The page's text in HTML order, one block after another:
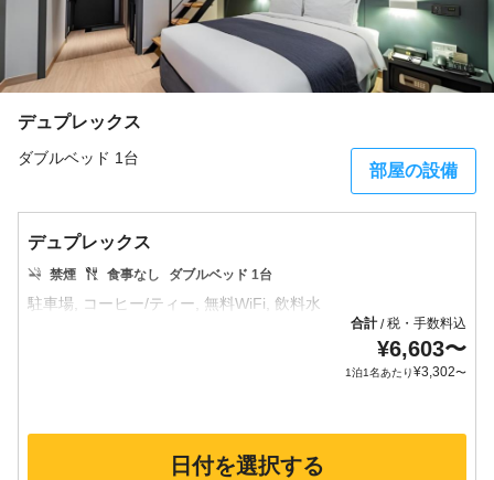
デュプレックス
ダブルベッド 1台
部屋の設備
デュプレックス
禁煙 食事なし ダブルベッド 1台
合計/税・手数料込
¥6,603〜
1泊1名あたり¥3,302〜
日付を選択する